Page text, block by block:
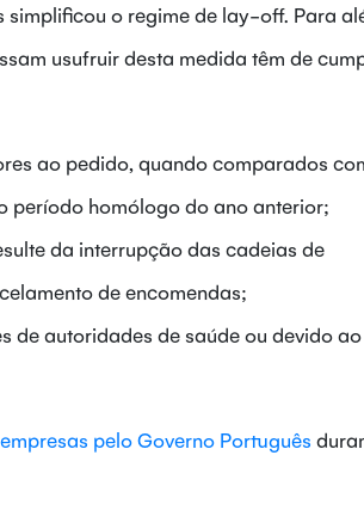
simplificou o regime de lay-off. Para
usufruir desta medida têm de
ao pedido, quando comparados
período homólogo do ano anterior;
da interrupção das cadeias de
de encomendas;
de autoridades de saúde ou devido
pelo Governo Português